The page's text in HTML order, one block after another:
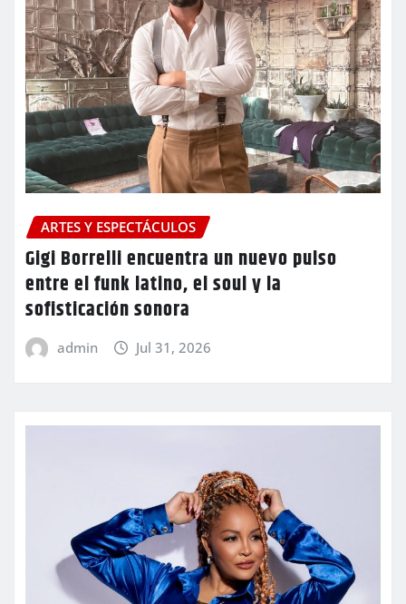
ARTES Y ESPECTÁCULOS
Gigi Borrelli encuentra un nuevo pulso
entre el funk latino, el soul y la
sofisticación sonora
admin Jul 31, 2026